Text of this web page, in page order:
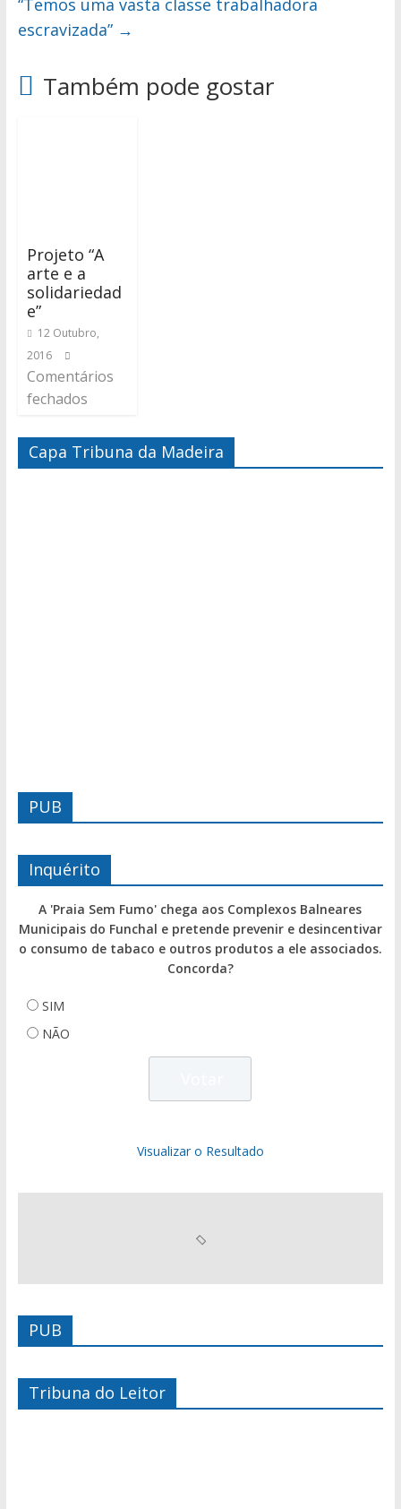
“Temos uma vasta classe trabalhadora
escravizada” →
Também pode gostar
Projeto “A
arte e a
solidariedad
e”
12 Outubro,
2016
Comentários
fechados
Capa Tribuna da Madeira
PUB
Inquérito
A 'Praia Sem Fumo' chega aos Complexos Balneares
Municipais do Funchal e pretende prevenir e desincentivar
o consumo de tabaco e outros produtos a ele associados.
Concorda?
SIM
NÃO
Visualizar o Resultado
PUB
Tribuna do Leitor